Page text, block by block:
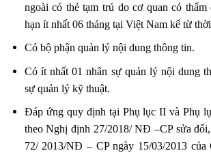
ngoài có thẻ tạm trú do cơ quan có thẩm
hạn ít nhất 06 tháng tại Việt Nam kể từ
Có bộ phận quản lý nội dung thông tin.
Có ít nhất 01 nhân sự quản lý nội dung
sự quản lý kỹ thuật.
Đáp ứng quy định tại Phụ lục II và Phụ
theo Nghị định 27/2018/ NĐ –CP sửa
72/ 2013/NĐ – CP ngày 15/03/2013 của